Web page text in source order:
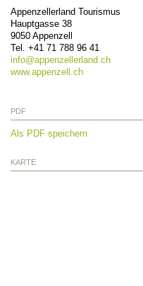
Appenzellerland Tourismus
Hauptgasse 38
9050 Appenzell
Tel. +41 71 788 96 41
info@appenzellerland.ch
www.appenzell.ch
PDF
Als PDF speichern
KARTE